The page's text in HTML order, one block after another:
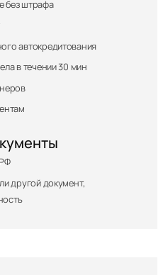
без штрафа
автокредитования
в течении 30 мин
другой документ,